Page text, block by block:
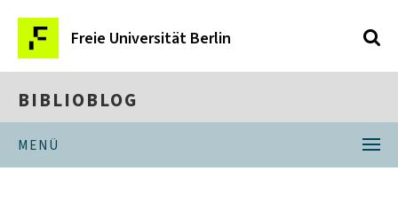
Freie Universität Berlin
BIBLIOBLOG
MENÜ